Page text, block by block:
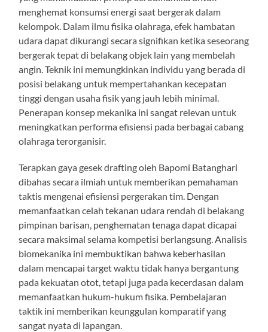
menghemat konsumsi energi saat bergerak dalam
kelompok. Dalam ilmu fisika olahraga, efek hambatan
udara dapat dikurangi secara signifikan ketika seseorang
bergerak tepat di belakang objek lain yang membelah
angin. Teknik ini memungkinkan individu yang berada di
posisi belakang untuk mempertahankan kecepatan
tinggi dengan usaha fisik yang jauh lebih minimal.
Penerapan konsep mekanika ini sangat relevan untuk
meningkatkan performa efisiensi pada berbagai cabang
olahraga terorganisir.
Terapkan gaya gesek drafting oleh Bapomi Batanghari
dibahas secara ilmiah untuk memberikan pemahaman
taktis mengenai efisiensi pergerakan tim. Dengan
memanfaatkan celah tekanan udara rendah di belakang
pimpinan barisan, penghematan tenaga dapat dicapai
secara maksimal selama kompetisi berlangsung. Analisis
biomekanika ini membuktikan bahwa keberhasilan
dalam mencapai target waktu tidak hanya bergantung
pada kekuatan otot, tetapi juga pada kecerdasan dalam
memanfaatkan hukum-hukum fisika. Pembelajaran
taktik ini memberikan keunggulan komparatif yang
sangat nyata di lapangan.